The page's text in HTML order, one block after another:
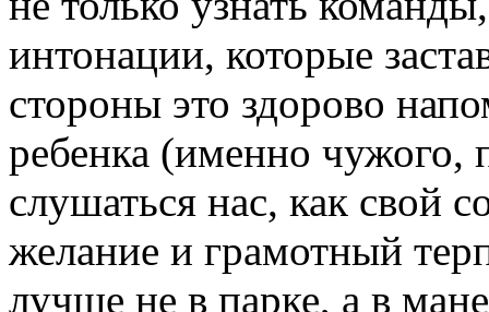
интонации, которые
стороны это здорово
ребенка (именно чужого,
слушаться нас, как свой
желание и грамотный
лучше не в парке, а в